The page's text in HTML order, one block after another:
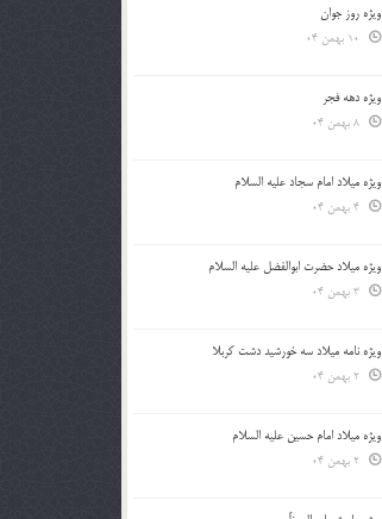
ویژه روز جوان
ویژه دهه فجر
ویژه میلاد امام سجاد علیه السلام
ویژه میلاد حضرت ابوالفضل علیه السلام
ویژه نامه میلاد سه خورشید دشت کربلا
ویژه میلاد امام حسین علیه السلام